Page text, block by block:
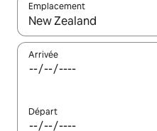
Emplacement
Quand les résultats sont
Arrivée
Départ